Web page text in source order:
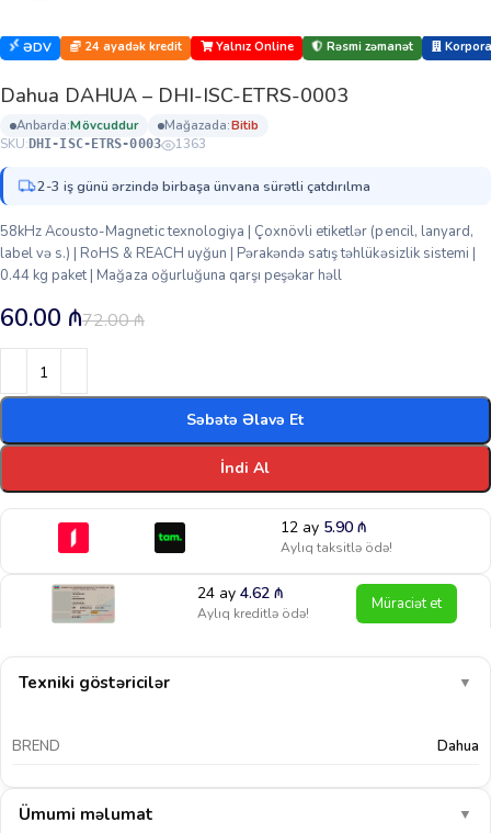
ƏDV 24 ayadək kredit Yalnız Online Rəsmi zəmanət
Dahua DAHUA – DHI-ISC-ETRS-0003
anbarda: mövcuddur mağazada:
bi̇ti̇b
SKU: DHI-ISC-ETRS-0003 1363
2-3 iş günü ərzində birbaşa ünvana sürətli çatdırılma
58kHz Acousto-Magnetic texnologiya | Çoxnövli etiketlər (pencil, lanyard,
label və s.) | RoHS & REACH uyğun | Pərakəndə satış təhlükəsizlik sistemi |
0.44 kg paket | Mağaza oğurluğuna qarşı peşəkar həll
72.00₼
60.00 ₼
Səbətə Əlavə Et
İndi Al
12 ay 5.90 ₼
Aylıq taksitlə ödə!
24 ay4.62₼
Aylıq kreditlə ödə! Müraciət et
Texniki göstəricilər ▼
BREND Dahua
Ümumi məlumat ▼